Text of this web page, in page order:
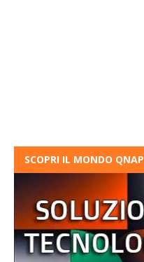
SCOPRI IL MONDO QNAP